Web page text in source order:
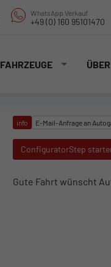
WhatsApp Verkauf
+49 (0) 160 95101470
FAHRZEUGE
info E-Mail-Anfrage an
ConfiguratorStep
Gute Fahrt wünscht